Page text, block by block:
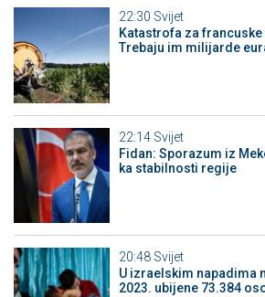
22:30 Svijet
Katastrofa za
Trebaju im milijarde
22:14 Svijet
Fidan: Sporazum iz
ka stabilnosti regije
20:48 Svijet
U izraelskim napadima
2023. ubijene 73.384